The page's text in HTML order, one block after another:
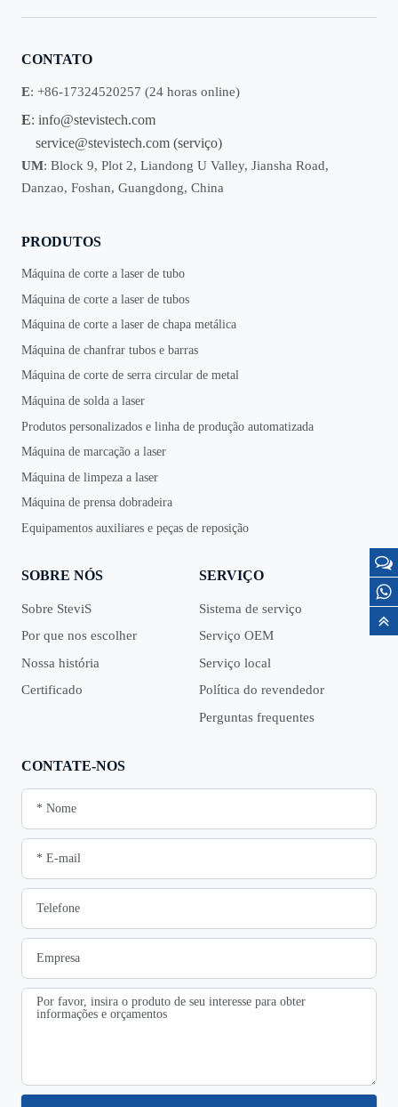
CONTATO
E: +86-17324520257 (24 horas online)
E: info@stevistech.com
service@stevistech.com (serviço)
UM: Block 9, Plot 2, Liandong U Valley, Jiansha Road,
Danzao, Foshan, Guangdong, China
PRODUTOS
Máquina de corte a laser de tubo
Máquina de corte a laser de tubos
Máquina de corte a laser de chapa metálica
Máquina de chanfrar tubos e barras
Máquina de corte de serra circular de metal
Máquina de solda a laser
Produtos personalizados e linha de produção automatizada
Máquina de marcação a laser
Máquina de limpeza a laser
Máquina de prensa dobradeira
Equipamentos auxiliares e peças de reposição
SOBRE NÓS
Sobre SteviS
Por que nos escolher
Nossa história
Certificado
SERVIÇO
Sistema de serviço
Serviço OEM
Serviço local
Política do revendedor
Perguntas frequentes
CONTATE-NOS